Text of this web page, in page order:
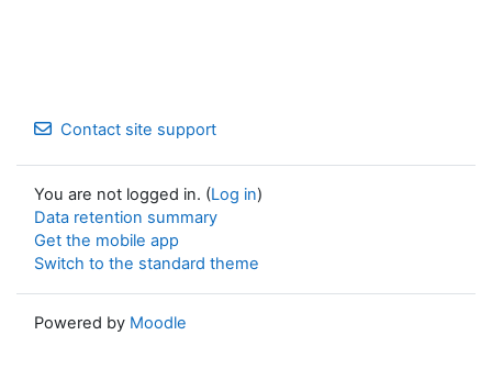
Contact site support
You are not logged in. (Log in)
Data retention summary
Get the mobile app
Switch to the standard theme
Powered by Moodle